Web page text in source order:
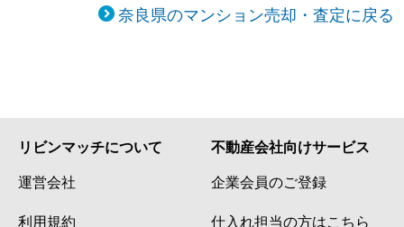
奈良県のマンション売却・査定に戻る
リビンマッチについて
運営会社
利用規約
不動産会社向けサービス
企業会員のご登録
仕入れ担当の方はこちら